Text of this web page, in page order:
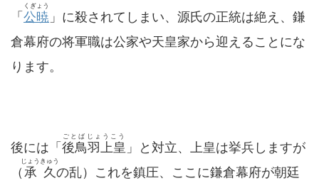
「公暁
くぎょう
」に殺されてしまい、源氏の正統は絶え、鎌
倉幕府の将軍職は公家や天皇家から迎えることにな
ります。
後には「後鳥羽上皇
ごとばじょうこう
」と対立、上皇は挙兵しますが
（ 承久
じょうきゅう
の乱）これを鎮圧、ここに鎌倉幕府が朝廷